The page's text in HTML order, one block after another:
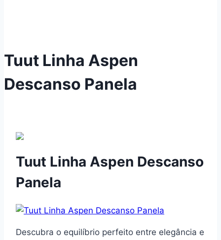
Tuut Linha Aspen
Descanso Panela
Tuut Linha Aspen Descanso
Panela
Descubra o equilíbrio perfeito entre elegância e